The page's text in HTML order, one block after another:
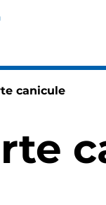
active :
canicule